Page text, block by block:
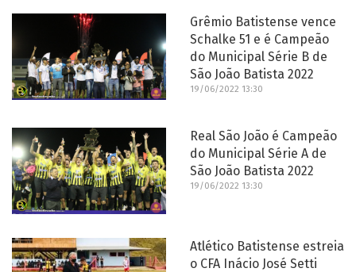
Grêmio Batistense vence
Schalke 51 e é Campeão
do Municipal Série B de
São João Batista 2022
19/06/2022 13:30
Real São João é Campeão
do Municipal Série A de
São João Batista 2022
19/06/2022 13:30
Atlético Batistense estreia
o CFA Inácio José Setti